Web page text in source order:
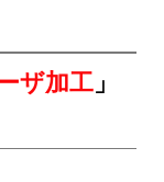
ザ加工 」